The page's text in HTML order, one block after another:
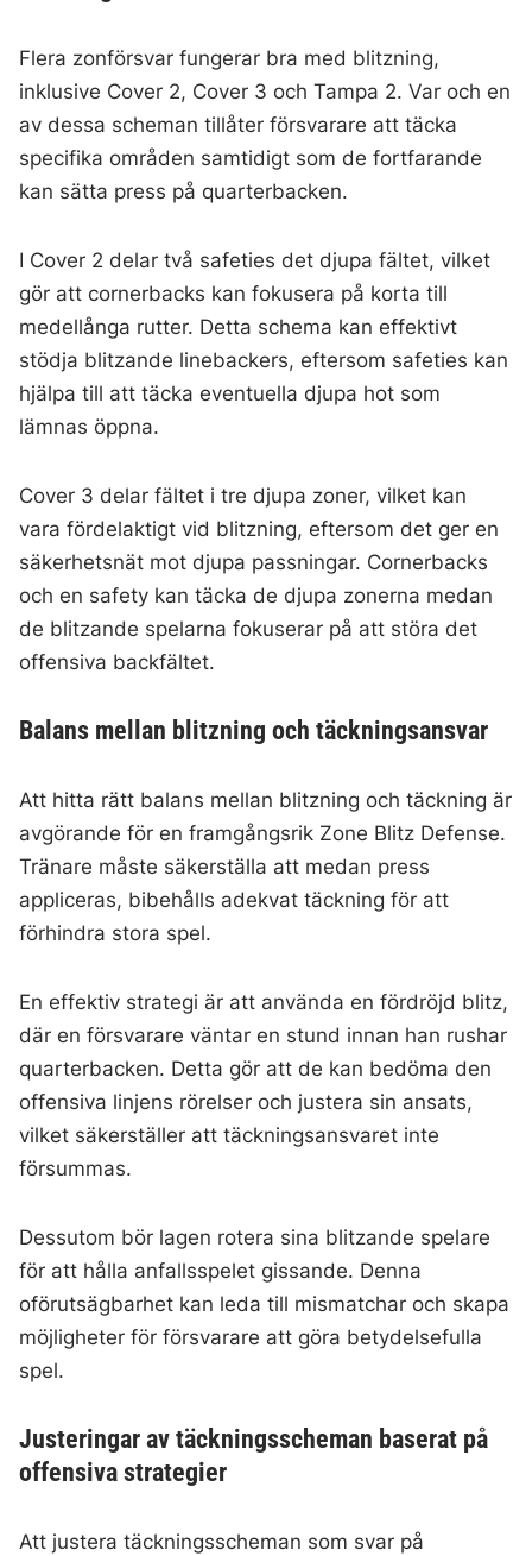
Flera zonförsvar fungerar bra med blitzning,
inklusive Cover 2, Cover 3 och Tampa 2. Var och en
av dessa scheman tillåter försvarare att täcka
specifika områden samtidigt som de fortfarande
kan sätta press på quarterbacken.
I Cover 2 delar två safeties det djupa fältet, vilket
gör att cornerbacks kan fokusera på korta till
medellånga rutter. Detta schema kan effektivt
stödja blitzande linebackers, eftersom safeties kan
hjälpa till att täcka eventuella djupa hot som
lämnas öppna.
Cover 3 delar fältet i tre djupa zoner, vilket kan
vara fördelaktigt vid blitzning, eftersom det ger en
säkerhetsnät mot djupa passningar. Cornerbacks
och en safety kan täcka de djupa zonerna medan
de blitzande spelarna fokuserar på att störa det
offensiva backfältet.
Balans mellan blitzning och täckningsansvar
Att hitta rätt balans mellan blitzning och täckning är
avgörande för en framgångsrik Zone Blitz Defense.
Tränare måste säkerställa att medan press
appliceras, bibehålls adekvat täckning för att
förhindra stora spel.
En effektiv strategi är att använda en fördröjd blitz,
där en försvarare väntar en stund innan han rushar
quarterbacken. Detta gör att de kan bedöma den
offensiva linjens rörelser och justera sin ansats,
vilket säkerställer att täckningsansvaret inte
försummas.
Dessutom bör lagen rotera sina blitzande spelare
för att hålla anfallsspelet gissande. Denna
oförutsägbarhet kan leda till mismatchar och skapa
möjligheter för försvarare att göra betydelsefulla
spel.
Justeringar av täckningsscheman baserat på
offensiva strategier
Att justera täckningsscheman som svar på